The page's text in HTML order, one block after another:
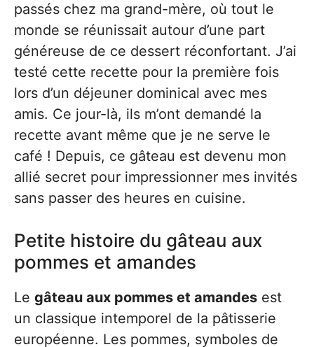
passés chez ma grand-mère, où tout le
monde se réunissait autour d’une part
généreuse de ce dessert réconfortant. J’ai
testé cette recette pour la première fois
lors d’un déjeuner dominical avec mes
amis. Ce jour-là, ils m’ont demandé la
recette avant même que je ne serve le
café ! Depuis, ce gâteau est devenu mon
allié secret pour impressionner mes invités
sans passer des heures en cuisine.
Petite histoire du gâteau aux
pommes et amandes
Le gâteau aux pommes et amandes est
un classique intemporel de la pâtisserie
européenne. Les pommes, symboles de